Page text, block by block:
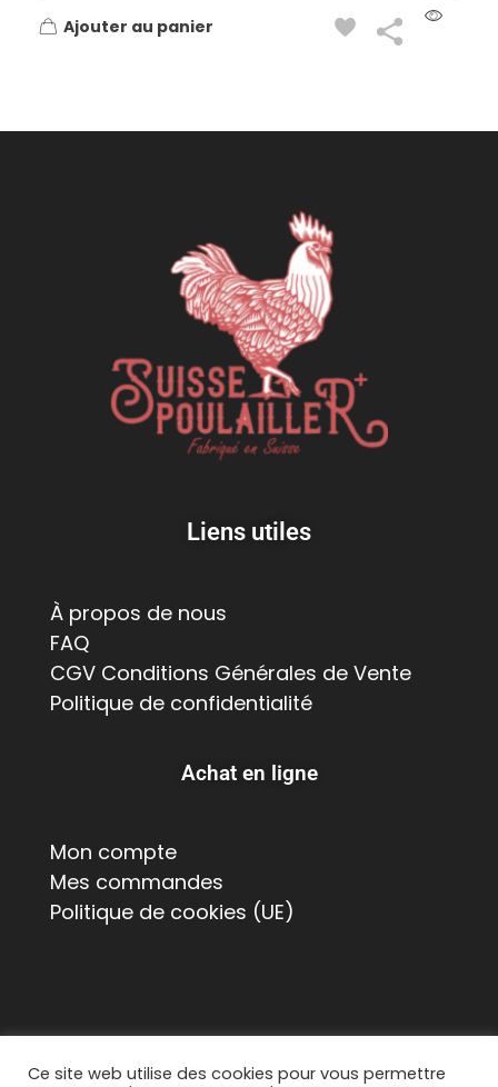
Ajouter au panier
Liens utiles
À propos de nous
FAQ
CGV Conditions Générales de Vente
Politique de confidentialité
Achat en ligne
Mon compte
Mes commandes
Politique de cookies (UE)
Ce site web utilise des cookies pour vous permettre